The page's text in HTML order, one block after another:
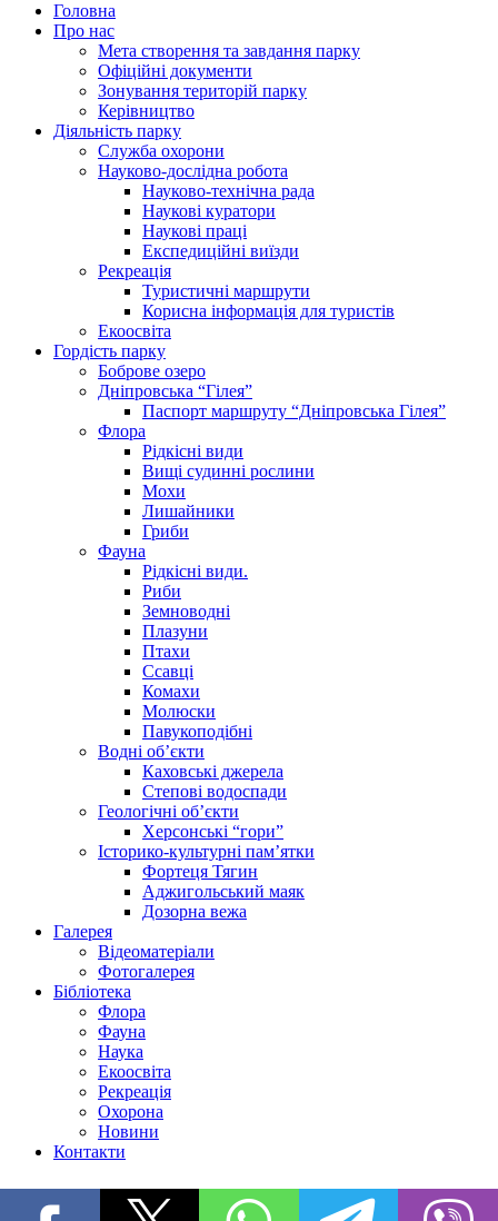
Головна
Про нас
Мета створення та завдання парку
Офіційні документи
Зонування територій парку
Керівництво
Діяльність парку
Служба охорони
Науково-дослідна робота
Науково-технічна рада
Наукові куратори
Наукові праці
Експедиційні виїзди
Рекреація
Туристичні маршрути
Корисна інформація для туристів
Екоосвіта
Гордість парку
Боброве озеро
Дніпровська “Гілея”
Паспорт маршруту “Дніпровська Гілея”
Флора
Рідкісні види
Вищі судинні рослини
Мохи
Лишайники
Гриби
Фауна
Рідкісні види.
Риби
Земноводні
Плазуни
Птахи
Ссавці
Комахи
Молюски
Павукоподібні
Водні об’єкти
Каховські джерела
Степові водоспади
Геологічні об’єкти
Херсонські “гори”
Історико-культурні пам’ятки
Фортеця Тягин
Аджигольський маяк
Дозорна вежа
Галерея
Відеоматеріали
Фотогалерея
Бібліотека
Флора
Фауна
Наука
Екоосвіта
Рекреація
Охорона
Новини
Контакти